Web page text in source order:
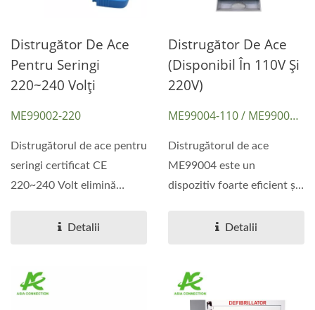
Distrugător De Ace
Pentru Seringi
220~240 Volți
ME99002-220
Distrugătorul de ace pentru
seringi certificat CE
220~240 Volt elimină
Detalii
Distrugător De Ace
(disponibil În 110V Și
220V)
ME99004-110 / ME99004-
Distrugătorul de ace
ME99004 este un
dispozitiv foarte eficient și
Detalii